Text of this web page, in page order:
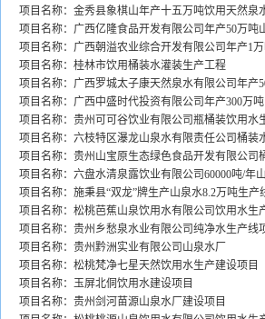
项目名称：金秀县象棋山年产十五万吨饮用天然泉
项目名称：广西亿隆食品开发有限公司年产50万吨
项目名称：广西朝溢农业综合开发有限公司年产1万
项目名称：桂林市饮用桶装水灌装生产工程
项目名称：广西罗城太子康天然泉水有限公司年产
项目名称：广西中盛时代投资有限公司年产300万
项目名称：贵州可可谷饮业有限公司瓶桶装饮用水
项目名称：六枝特区瀑龙山泉水有限责任公司桶装
项目名称：贵州山宝原生态绿色食品开发有限公司
项目名称：六盘水清泉露饮业有限公司60000吨/年
项目名称：施秉县“双龙”牌生产山泉水8.2万吨生产
项目名称：松桃芭蕉山泉饮用水有限公司饮用水生
项目名称：贵州乡愁泉水业有限公司纯净水生产线
项目名称：贵州黔洲实业有限公司山泉水厂
项目名称：松桃梵净七星天然饮用水生产建设项目
项目名称：玉屏北侗饮用水建设项目
项目名称：贵州剑河苗源山泉水厂建设项目